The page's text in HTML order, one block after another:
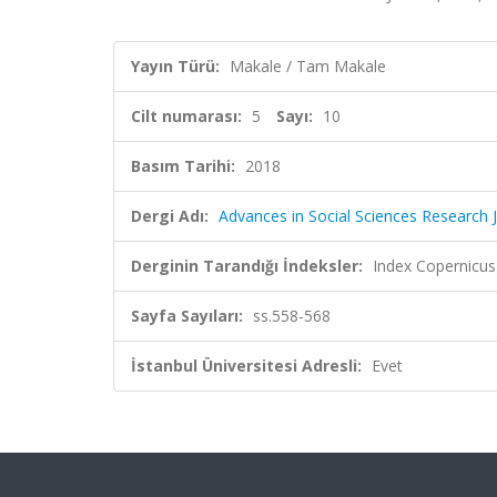
Yayın Türü: Makale / Tam Makale
Cilt numarası: 5 Sayı: 10
Basım Tarihi: 2018
Dergi Adı: Advances in Social Sciences Research
Derginin Tarandığı İndeksler: Index Copernicus
Sayfa Sayıları: ss.558-568
İstanbul Üniversitesi Adresli: Evet